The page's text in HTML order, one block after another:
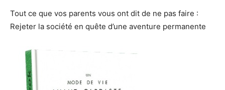
Tout ce que vos parents vous ont dit de ne pas faire :
Rejeter la société en quête d’une aventure permanente